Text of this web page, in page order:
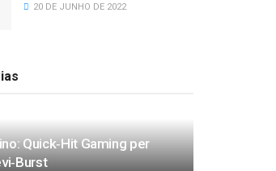
20 DE JUNHO DE 2022
Quick‑Hit Gaming per